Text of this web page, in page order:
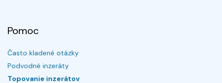
Pomoc
Často kladené otázky
Podvodné inzeráty
Topovanie inzerátov